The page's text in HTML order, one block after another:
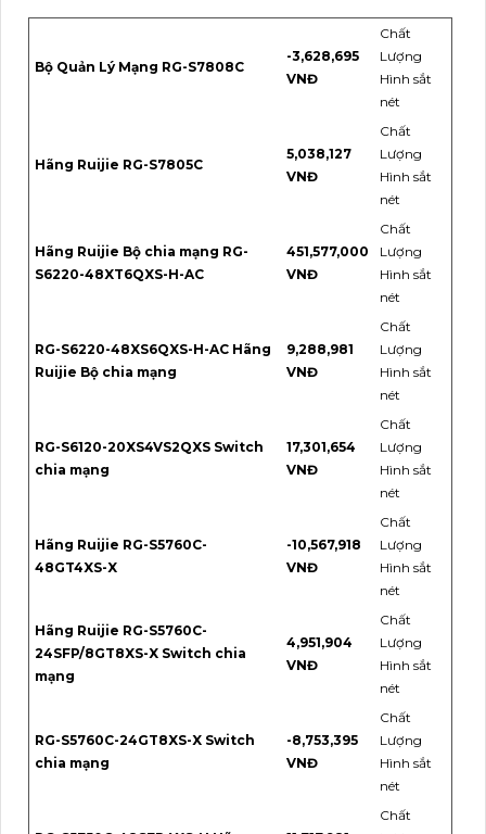
Bộ Quản Lý Mạng RG-S7808C
-3,628,695
VNĐ
Chất
Lượng
Hình sắt
nét
Hãng Ruijie RG-S7805C
5,038,127
VNĐ
Chất
Lượng
Hình sắt
nét
Hãng Ruijie Bộ chia mạng RG-
S6220-48XT6QXS-H-AC
451,577,000
VNĐ
Chất
Lượng
Hình sắt
nét
RG-S6220-48XS6QXS-H-AC Hãng
Ruijie Bộ chia mạng
9,288,981
VNĐ
Chất
Lượng
Hình sắt
nét
RG-S6120-20XS4VS2QXS Switch
chia mạng
17,301,654
VNĐ
Chất
Lượng
Hình sắt
nét
Hãng Ruijie RG-S5760C-
48GT4XS-X
-10,567,918
VNĐ
Chất
Lượng
Hình sắt
nét
Hãng Ruijie RG-S5760C-
24SFP/8GT8XS-X Switch chia
mạng
4,951,904
VNĐ
Chất
Lượng
Hình sắt
nét
RG-S5760C-24GT8XS-X Switch
chia mạng
-8,753,395
VNĐ
Chất
Lượng
Hình sắt
nét
Chất